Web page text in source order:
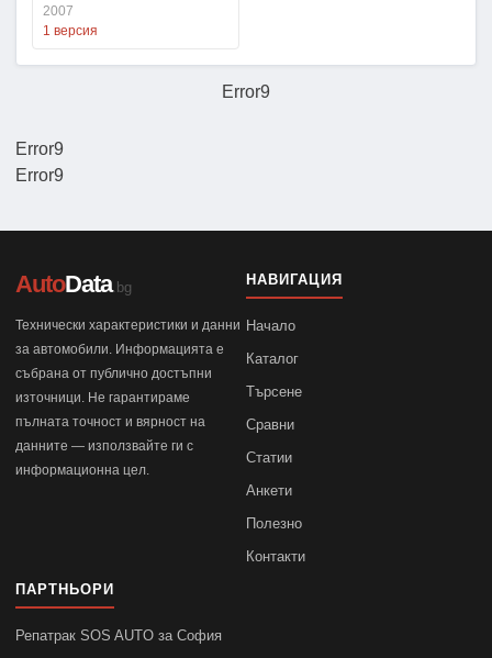
Error9
2007
1 версия
Error9
Error9
AutoData.bg
Технически характеристики и данни
за автомобили. Информацията е
събрана от публично достъпни
източници. Не гарантираме
пълната точност и вярност на
данните — използвайте ги с
информационна цел.
НАВИГАЦИЯ
Начало
Каталог
Търсене
Сравни
Статии
Анкети
Полезно
Контакти
ПАРТНЬОРИ
Репатрак SOS AUTO за София